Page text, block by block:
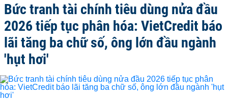
Bức tranh tài chính tiêu dùng nửa đầu
2026 tiếp tục phân hóa: VietCredit báo
lãi tăng ba chữ số, ông lớn đầu ngành
'hụt hơi'